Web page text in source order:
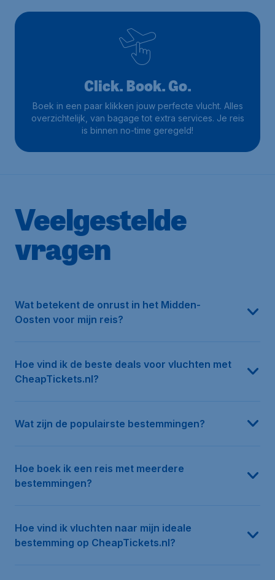
Click. Book. Go.
Boek in een paar klikken jouw perfecte vlucht. Alles
overzichtelijk, van bagage tot extra services. Je reis
is binnen no-time geregeld!
Veelgestelde
vragen
Wat betekent de onrust in het Midden-
Oosten voor mijn reis?
Reis je binnenkort naar of via het Midden-Oosten? Op onze
Hoe vind ik de beste deals voor vluchten met
CheapTickets.nl?
Het vinden van een budgetvriendelijke vlucht is eenvoudig
Wat zijn de populairste bestemmingen?
Heb je inspiratie nodig voor je volgende avontuur? Of je nu
Hoe boek ik een reis met meerdere
bestemmingen?
Wil je meerdere steden bezoeken, bijvoorbeeld Barcelona
Hoe vind ik vluchten naar mijn ideale
bestemming op CheapTickets.nl?
Bij CheapTickets.nl is het vinden van vluchten naar jouw
Ja! CheapTickets.nl biedt meer dan alleen vluchten. Je kunt
De prijzen van vliegtickets fluctueren door verschillende
Zeker! Naast voordelige prijzen bieden we ook uitstekende
Onze klantenservice staat voor je klaar als je hulp nodig hebt